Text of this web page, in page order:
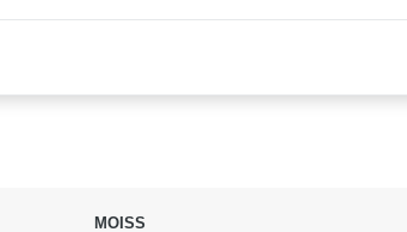
MOISS